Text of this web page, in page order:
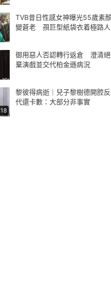
TVB昔日性感女神曝光55歲素
變蒼老 孭巨型紙袋衣着極路人
御用惡人否認轉行返倉 澄清
棄演戲並交代柏金遜病況
黎彼得病逝｜兒子黎樹德開腔
代還卡數：大部分非事實